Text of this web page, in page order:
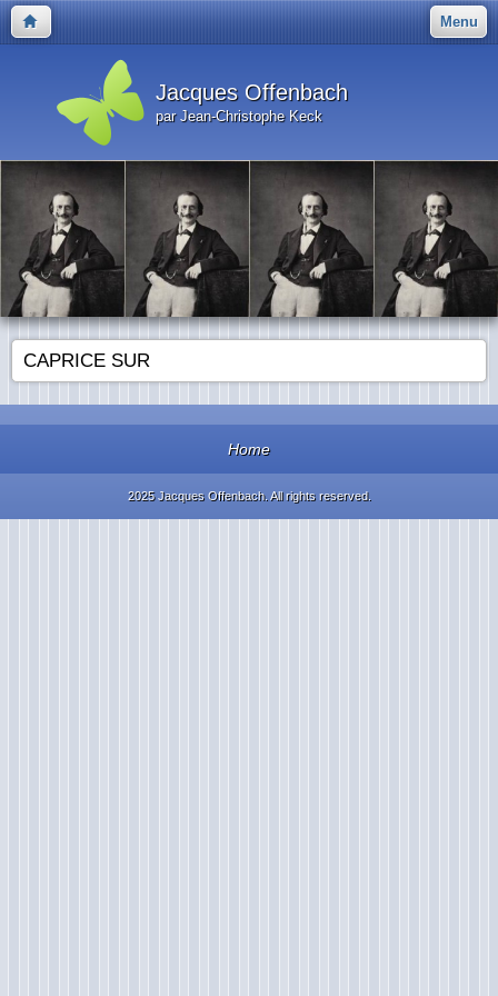
Menu
Jacques Offenbach
par Jean-Christophe Keck
CAPRICE SUR
Home
2025 Jacques Offenbach. All rights reserved.